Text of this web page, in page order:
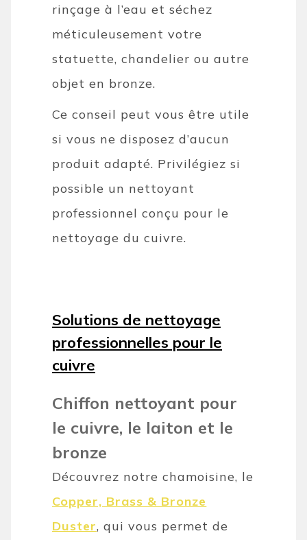
rinçage à l’eau et séchez
méticuleusement votre
statuette, chandelier ou autre
objet en bronze.
Ce conseil peut vous être utile
si vous ne disposez d’aucun
produit adapté. Privilégiez si
possible un nettoyant
professionnel conçu pour le
nettoyage du cuivre.
Solutions de nettoyage
professionnelles pour le
cuivre
Chiffon nettoyant pour
le cuivre, le laiton et le
bronze
Découvrez notre chamoisine, le
Copper, Brass & Bronze
Duster, qui vous permet de